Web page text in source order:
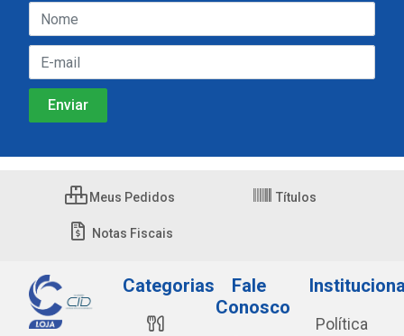
Meus Pedidos Títulos
Notas Fiscais
Categorias
Fale
Conosco
Política